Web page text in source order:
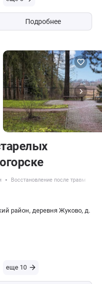
Подробнее
Восстановление после травм
район, деревня Жуково, д.
еще 10